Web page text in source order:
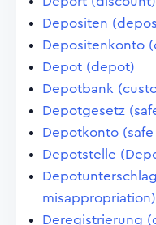
Depositen
Depositenkonto
Depot (depot)
Depotbank
Depotgesetz
Depotkonto
Depotstelle
misappropriation)
Deregistrierung